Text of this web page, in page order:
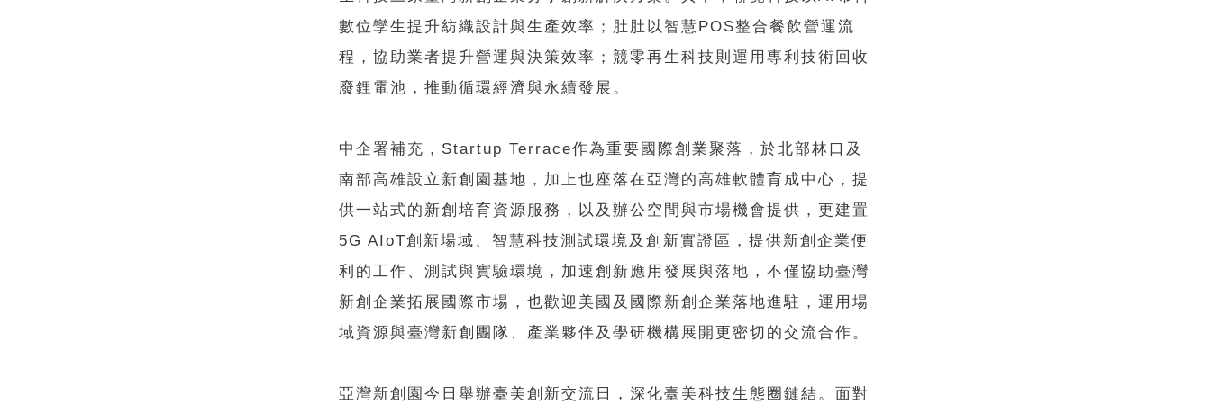
數位孿生提升紡織設計與生產效率；肚肚以智慧POS整合餐飲營運流
程，協助業者提升營運與決策效率；競零再生科技則運用專利技術回收
廢鋰電池，推動循環經濟與永續發展。
中企署補充，Startup Terrace作為重要國際創業聚落，於北部林口及
南部高雄設立新創園基地，加上也座落在亞灣的高雄軟體育成中心，提
供一站式的新創培育資源服務，以及辦公空間與市場機會提供，更建置
5G AIoT創新場域、智慧科技測試環境及創新實證區，提供新創企業便
利的工作、測試與實驗環境，加速創新應用發展與落地，不僅協助臺灣
新創企業拓展國際市場，也歡迎美國及國際新創企業落地進駐，運用場
域資源與臺灣新創團隊、產業夥伴及學研機構展開更密切的交流合作。
亞灣新創園今日舉辦臺美創新交流日，深化臺美科技生態圈鏈結。面對